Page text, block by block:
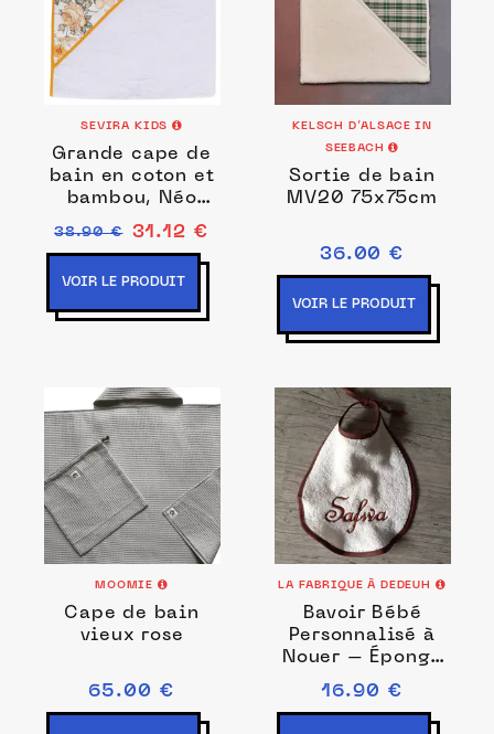
SEVIRA KIDS
Grande cape de
bain en coton et
bambou, Néo
Vintage
38.90 € 31.12 €
VOIR LE PRODUIT
KELSCH D’ALSACE IN
SEEBACH
Sortie de bain
MV20 75x75cm
36.00 €
VOIR LE PRODUIT
MOOMIE
Cape de bain
vieux rose
65.00 €
LA FABRIQUE À DEDEUH
Bavoir Bébé
Personnalisé à
Nouer – Éponge
Oeko-Tex –
Couleurs et
16.90 €